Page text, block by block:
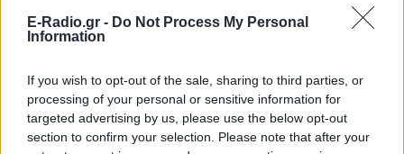
E-Radio.gr - Do Not Process My Personal
Information
If you wish to opt-out of the sale, sharing to third parties, or
processing of your personal or sensitive information for
targeted advertising by us, please use the below opt-out
section to confirm your selection. Please note that after your
ΔΕΙΤΕ ΕΠΙΣΗΣ